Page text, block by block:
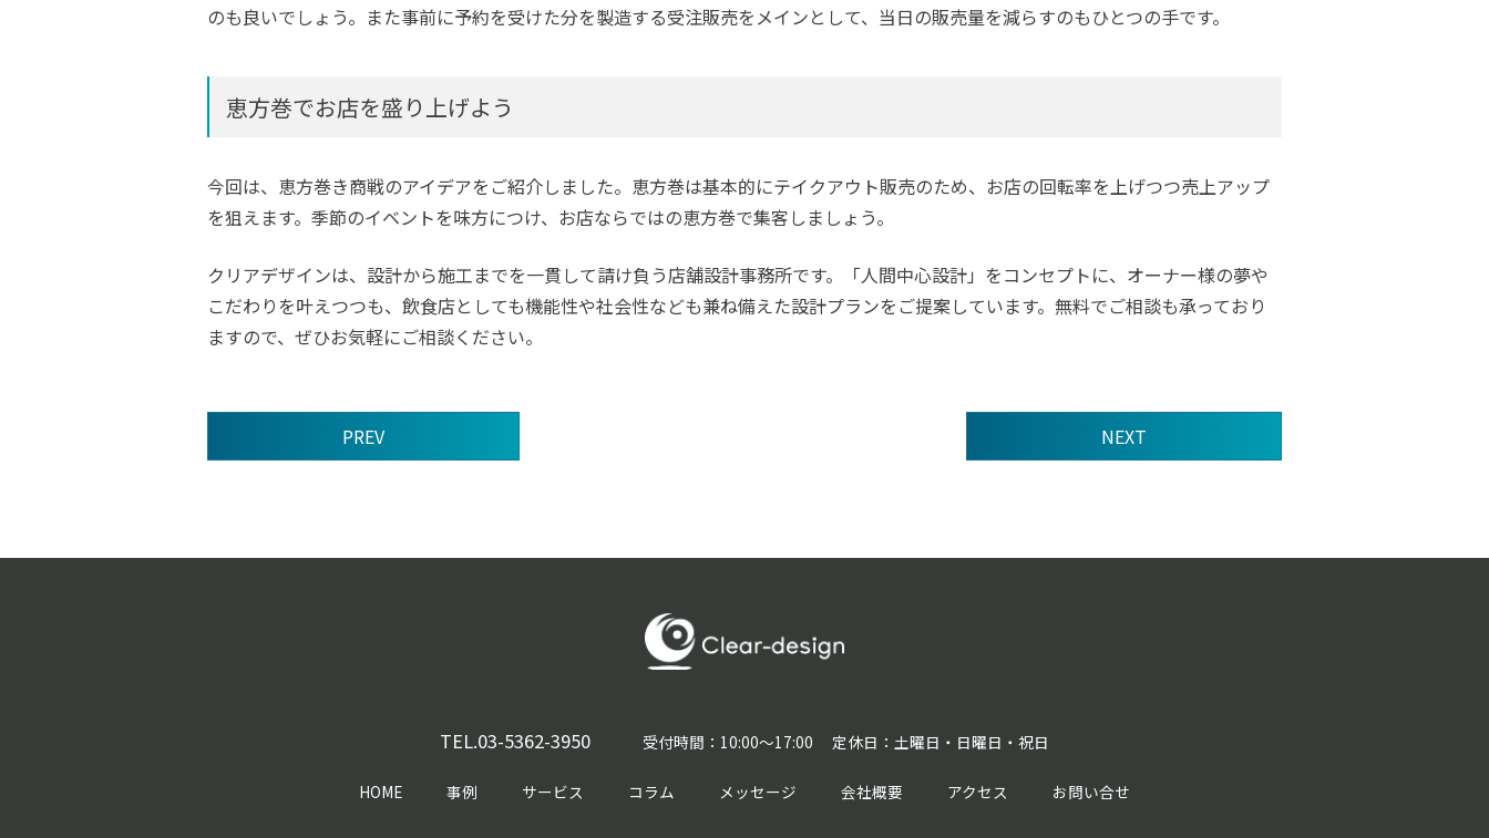
のも良いでしょう。また事前に予約を受けた分を製造する受注販売をメインとして、当日の販売量を減らすのもひとつの手です。
恵方巻でお店を盛り上げよう
今回は、恵方巻き商戦のアイデアをご紹介しました。恵方巻は基本的にテイクアウト販売のため、お店の回転率を上げつつ売上アップ
を狙えます。季節のイベントを味方につけ、お店ならではの恵方巻で集客しましょう。
クリアデザインは、設計から施工までを一貫して請け負う店舗設計事務所です。「人間中心設計」をコンセプトに、オーナー様の夢や
こだわりを叶えつつも、飲食店としても機能性や社会性なども兼ね備えた設計プランをご提案しています。無料でご相談も承っており
ますので、ぜひお気軽にご相談ください。
記
PREV NEXT
TEL.03-5362-3950 受付時間：10:00〜17:00 定休日：土曜日・日曜日・祝日
HOME 事例 サービス コラム メッセージ 会社概要 アクセス お問い合せ